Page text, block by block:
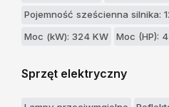
Pojemność sześcienna silnika:
Moc (kW): 324 KW
Moc (HP):
Sprzęt elektryczny